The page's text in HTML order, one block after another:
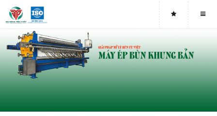
Buy genuine sludge press machines
Belt Press
Screw Press